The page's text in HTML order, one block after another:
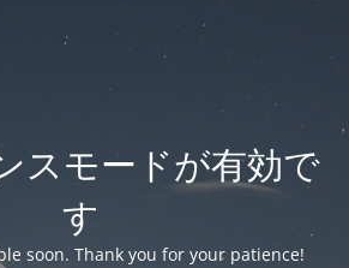
スモードが有効で
す
soon. Thank you for your patience!